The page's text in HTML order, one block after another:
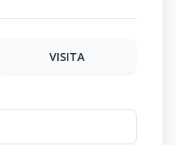
VISITA